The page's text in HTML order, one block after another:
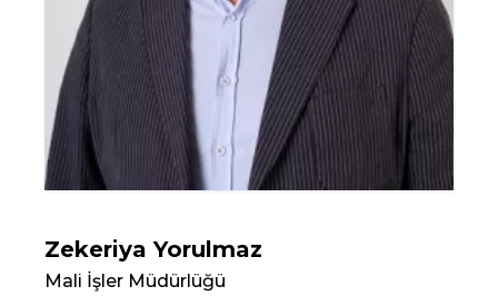
Zekeriya Yorulmaz
Mali İşler Müdürlüğü